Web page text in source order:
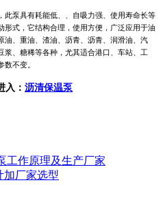
此泵具有耗能低、、自吸力强、使用寿命长等
式，它结构合理，使用方便，广泛应用于油
油、重油、渣油、沥青、沥青、润滑油、汽
、糖稀等各种，尤其适合港口、车站、工
不变。
入： 沥清保温泵
工作原理及生产厂家
加厂家选型